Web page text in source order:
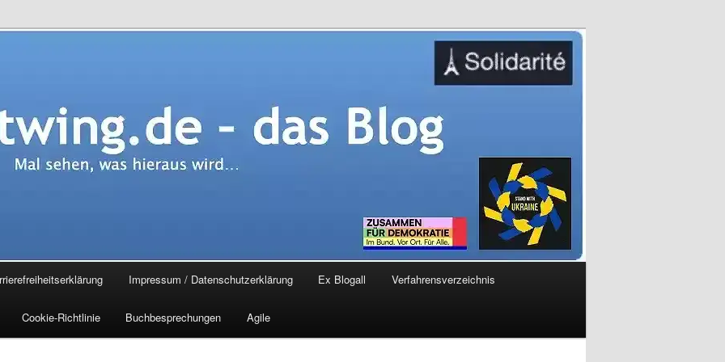
Impressum / Datenschutzerklärung Ex Blogall Verfahrensverzeichnis
Cookie-Richtlinie Buchbesprechungen Agile